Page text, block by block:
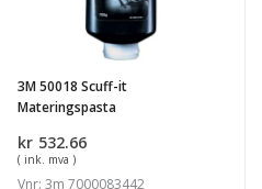
Materingspasta
3M 50018 Scuff-it
Materingspasta
kr 532.66
( ink. mva )
Vnr: 3m 7000083442